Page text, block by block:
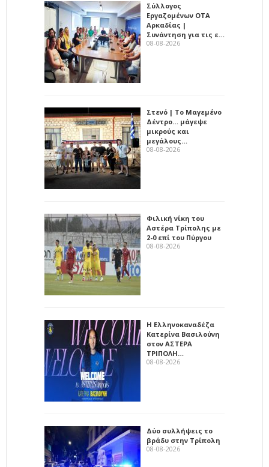
Σύλλογος
Εργαζομένων ΟΤΑ
Αρκαδίας |
Συνάντηση για τις ε…
08-08-2026
Στενό | Το Μαγεμένο
Δέντρο… μάγεψε
μικρούς και
μεγάλους…
08-08-2026
Φιλική νίκη του
Αστέρα Τρίπολης με
2-0 επί του Πύργου
08-08-2026
Η Ελληνοκαναδέζα
Κατερίνα Βασιλούνη
στον ΑΣΤΕΡΑ
ΤΡΙΠΟΛΗ…
08-08-2026
Δύο συλλήψεις το
βράδυ στην Τρίπολη
08-08-2026